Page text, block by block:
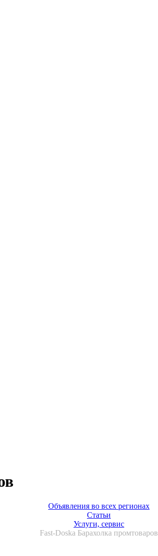
Объявления во всех регионах
Статьи
Услуги, сервис
Fast-Doska Барахолка промтоваров